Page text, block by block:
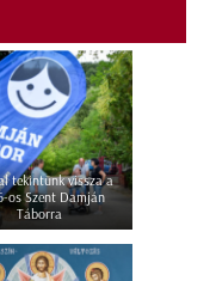
tekintünk vissza a
os Szent Damján
Táborra